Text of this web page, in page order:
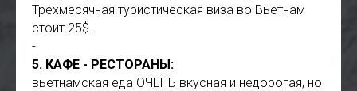
Трехмесячная туристическая виза во Вьетнам
стоит 25$.
-
5. КАФЕ - РЕСТОРАНЫ:
вьетнамская еда ОЧЕНЬ вкусная и недорогая, но